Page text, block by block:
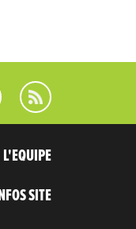
L'EQUIPE
INFOS SITE